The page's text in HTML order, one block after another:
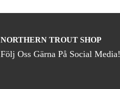
NORTHERN TROUT SHOP
Följ Oss Gärna På Social Media!